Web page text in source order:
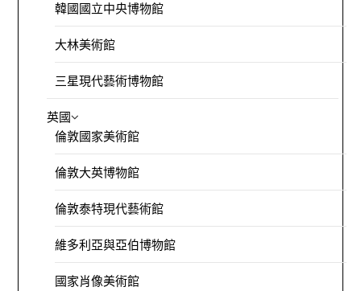
韓國國立中央博物館
大林美術館
三星現代藝術博物館
英國
倫敦國家美術館
倫敦大英博物館
倫敦泰特現代藝術館
維多利亞與亞伯博物館
國家肖像美術館